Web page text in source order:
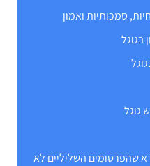
סמכותיות ואמון
בגוגל
גוגל
שהפרסומים השליליים לא